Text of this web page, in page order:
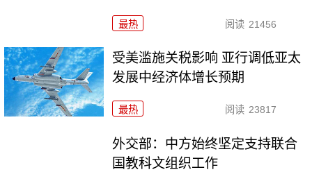
最热 阅读 21456
受美滥施关税影响 亚行调低亚太
发展中经济体增长预期
最热 阅读 23817
外交部：中方始终坚定支持联合
国教科文组织工作